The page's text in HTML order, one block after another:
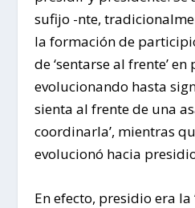
sufijo -nte,
la formación de
de ‘sentarse al frente’
evolucionando hasta
sienta al frente de una
coordinarla’, mientras
evolucionó hacia
En efecto, presidio era la